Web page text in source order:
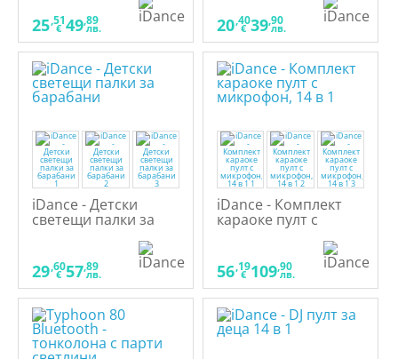
25,51
€ 49,89
лв. 20,40
€ 39,90
лв.
iDance - Детски
светещи палки за
29,60
€ 57,89
лв.
iDance - Комплект
караоке пулт с
микрофон, 14 в 1
56,19
€ 109,90
лв.